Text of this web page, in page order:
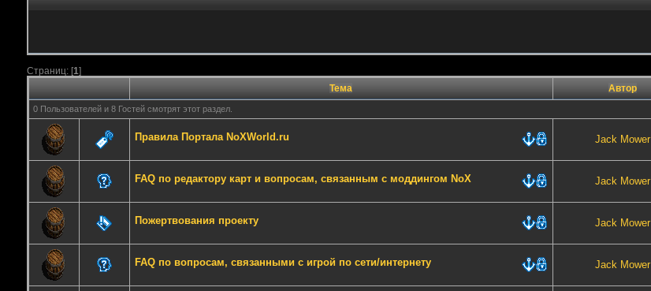
Страниц: [1]
Тема
Автор
0 Пользователей и 8 Гостей смотрят этот раздел.
Правила Портала NoXWorld.ru Jack Mower
FAQ по редактору карт и вопросам, связанным с моддингом NoX Jack Mower
Пожертвования проекту Jack Mower
FAQ по вопросам, связанными с игрой по сети/интернету Jack Mower